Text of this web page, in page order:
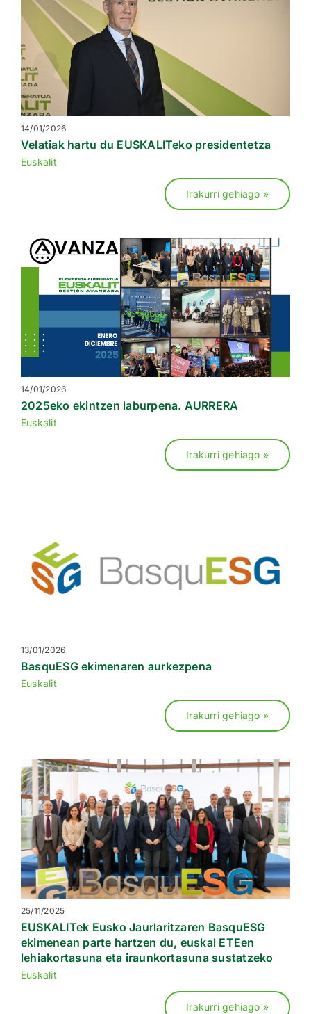
ZERBITZUAK
AINTZATESPENAK
BALIABIDEAK
KOMUNITATEA
Search
14/01/2026
Velatiak hartu du EUSKALITeko presidentetza
Euskalit
Irakurri gehiago »
14/01/2026
2025eko ekintzen laburpena. AURRERA
Euskalit
Irakurri gehiago »
13/01/2026
BasquESG ekimenaren aurkezpena
Euskalit
Irakurri gehiago »
25/11/2025
EUSKALITek Eusko Jaurlaritzaren BasquESG
ekimenean parte hartzen du, euskal ETEen
lehiakortasuna eta iraunkortasuna sustatzeko
Euskalit
Irakurri gehiago »